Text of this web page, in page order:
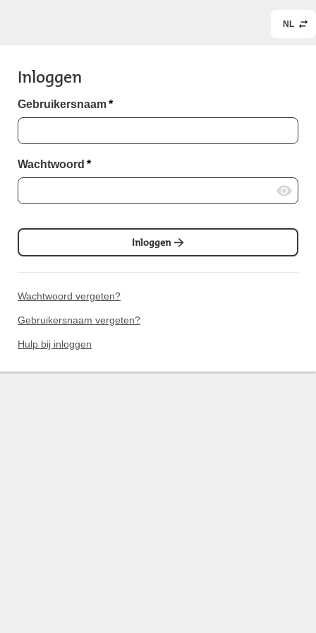
NL
Inloggen
Gebruikersnaam*
Wachtwoord *
Inloggen
Wachtwoord vergeten?
Gebruikersnaam vergeten?
Hulp bij inloggen